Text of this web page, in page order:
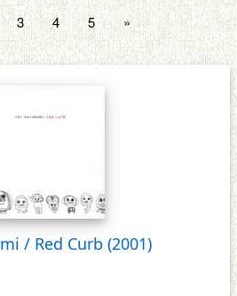
3 4 5 »
/ Red Curb (2001)